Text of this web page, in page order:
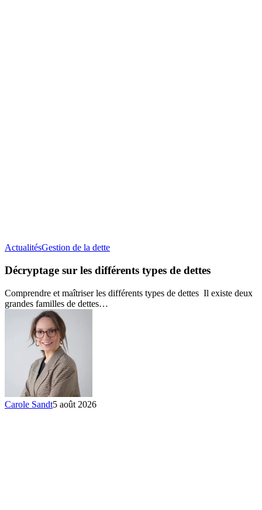
ActualitésGestion de la detteDécryptage
les
types
de
Décryptage sur les différents types de dettes
Comprendre et maîtriser les différents types de dettes Il existe deux
grandes familles de dettes…
Carole Sandt5 août 2026